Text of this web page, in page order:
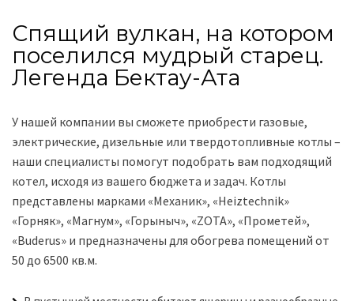
Спящий вулкан, на котором
поселился мудрый старец.
Легенда Бектау-Ата
У нашей компании вы сможете приобрести газовые,
электрические, дизельные или твердотопливные котлы –
наши специалисты помогут подобрать вам подходящий
котел, исходя из вашего бюджета и задач. Котлы
представлены марками «Механик», «Heiztechnik»
«Горняк», «Магнум», «Горыныч», «ZOTA», «Прометей»,
«Buderus» и предназначены для обогрева помещений от
50 до 6500 кв.м.